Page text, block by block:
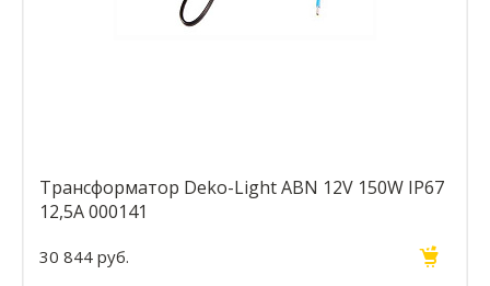
Трансформатор Deko-Light ABN 12V 150W IP67
12,5A 000141
30 844 руб.